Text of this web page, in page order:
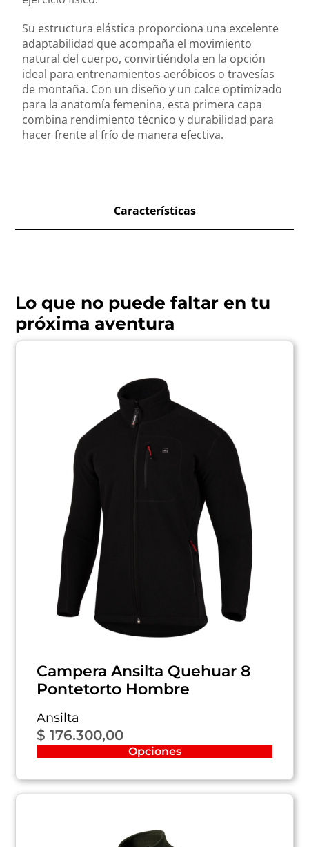
Características
Su estructura elástica proporciona una excelente
adaptabilidad que acompaña el movimiento
natural del cuerpo, convirtiéndola en la opción
ideal para entrenamientos aeróbicos o travesías
de montaña. Con un diseño y un calce optimizado
para la anatomía femenina, esta primera capa
combina rendimiento técnico y durabilidad para
hacer frente al frío de manera efectiva.
Lo que no puede faltar en tu
próxima aventura
Campera Ansilta Quehuar 8
Pontetorto Hombre
Ansilta
$ 176.300,00
Opciones